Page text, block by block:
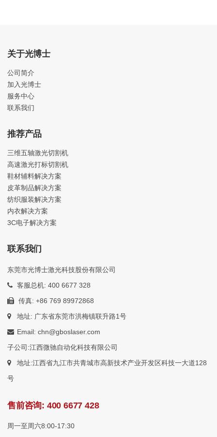
关于光博士
公司简介
加入光博士
服务中心
联系我们
推荐产品
三维五轴激光切割机
高速激光打标切割机
鞋材辅料解决方案
皮革制品解决方案
纺织服装解决方案
内衣解决方案
3C电子解决方案
联系我们
东莞市光博士激光科技股份有限公司
客服总机: 400 6677 328
传真: +86 769 89972868
地址: 广东省东莞市洪梅镇联升路1号
Email: chn@gboslaser.com
子公司:江西微驰自动化科技有限公司
地址:江西省九江市共青城市高新技术产业开发区科技一大道128
号
售前咨询: 400 6677 428
周一至周六8:00-17:30